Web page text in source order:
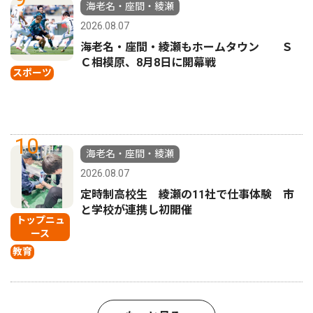
スポーツ
海老名・座間・綾瀬
2026.08.07
海老名・座間・綾瀬もホームタウン Ｓ
Ｃ相模原、8月8日に開幕戦
10
トップニュ
ース
教育
海老名・座間・綾瀬
2026.08.07
定時制高校生 綾瀬の11社で仕事体験 市
と学校が連携し初開催